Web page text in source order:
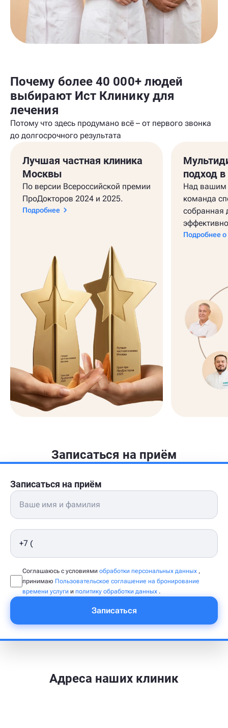
Почему более 40 000+ людей
выбирают Ист Клинику для
лечения
Потому что здесь продумано всё – от первого звонка
до долгосрочного результата
Лучшая частная клиника
Москвы
По версии Всероссийской премии
ПроДокторов 2024 и 2025.
Подробнее
подход
Над вашим
команда
собранная
Подробнее о
Записаться на приём
Записаться на приём
Соглашаюсь с условиями обработки персональных данных ,
принимаю Пользовательское соглашение на бронирование
времени услуги и политику обработки данных .
Записаться
Адреса наших клиник